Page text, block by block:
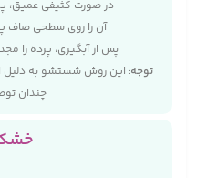
در صورت کثیفی عمیق،
آن را روی سطحی صاف
پس از آبگیری، پرده را
توجه: این روش شستشو به دلیل
چندان